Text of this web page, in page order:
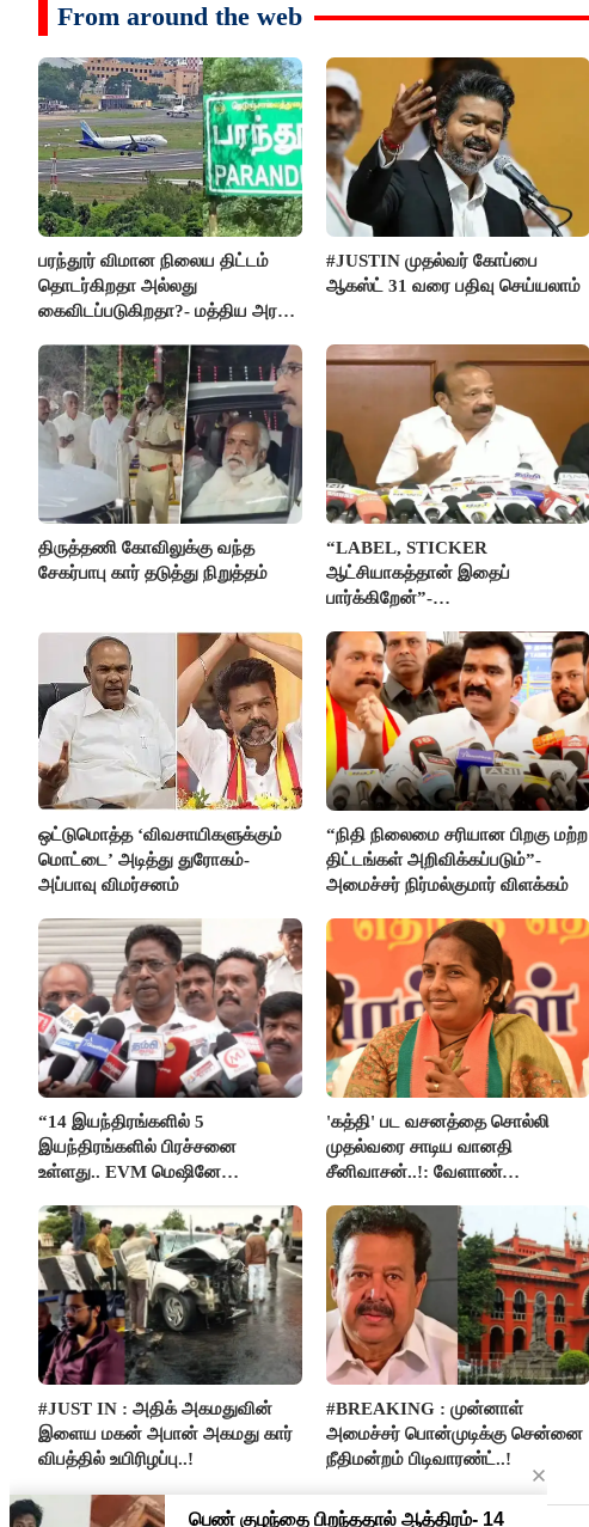
From around the web
பரந்தூர் விமான நிலைய திட்டம்
தொடர்கிறதா அல்லது
கைவிடப்படுகிறதா?- மத்திய அரசு
#JUSTIN முதல்வர் கோப்பை
ஆகஸ்ட் 31 வரை பதிவு செய்யலாம்
திருத்தணி கோவிலுக்கு வந்த
சேகர்பாபு கார் தடுத்து நிறுத்தம்
“LABEL, STICKER
ஆட்சியாகத்தான் இதைப்
பார்க்கிறேன்”-
ஒட்டுமொத்த ‘விவசாயிகளுக்கும்
மொட்டை’ அடித்து துரோகம்-
அப்பாவு விமர்சனம்
“நிதி நிலைமை சரியான பிறகு மற்ற
திட்டங்கள் அறிவிக்கப்படும்”-
அமைச்சர் நிர்மல்குமார் விளக்கம்
“14 இயந்திரங்களில் 5
இயந்திரங்களில் பிரச்சனை
உள்ளது.. EVM மெஷினே
இளங்கோ
'கத்தி' பட வசனத்தை சொல்லி
முதல்வரை சாடிய வானதி
சீனிவாசன்..!: வேளாண்
#JUST IN : அதிக் அகமதுவின்
இளைய மகன் அபான் அகமது கார்
விபத்தில் உயிரிழப்பு..!
#BREAKING : முன்னாள்
அமைச்சர் பொன்முடிக்கு சென்னை
நீதிமன்றம் பிடிவாரண்ட்..!